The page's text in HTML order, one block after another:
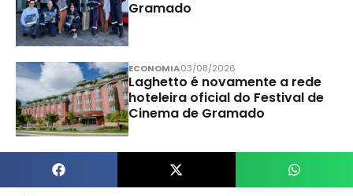
Gramado
ECONOMIA03/08/2026
Laghetto é novamente a rede
hoteleira oficial do Festival de
Cinema de Gramado